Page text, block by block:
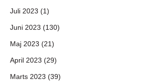
Juli 2023 (1)
Juni 2023 (130)
Maj 2023 (21)
April 2023 (29)
Marts 2023 (39)